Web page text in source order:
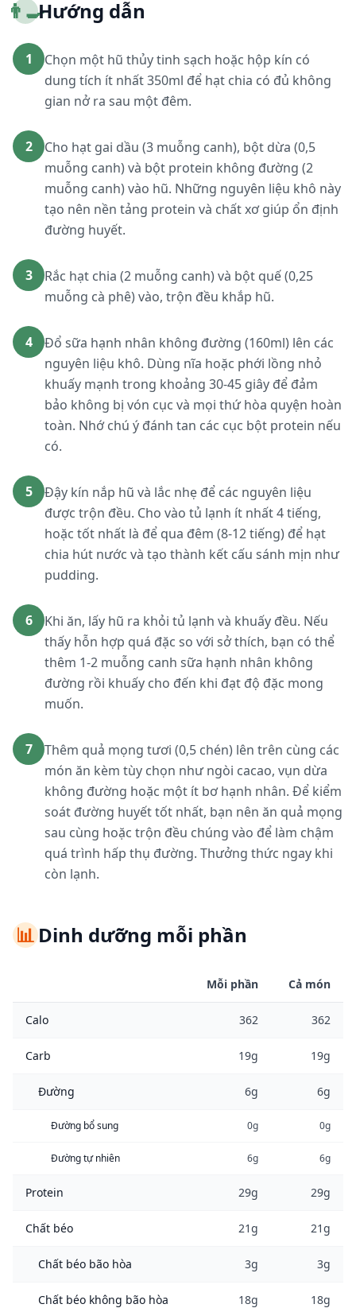
👨‍🍳Hướng dẫn
1
Chọn một hũ thủy tinh sạch hoặc hộp kín có
dung tích ít nhất 350ml để hạt chia có đủ không
gian nở ra sau một đêm.
2
Cho hạt gai dầu (3 muỗng canh), bột dừa (0,5
muỗng canh) và bột protein không đường (2
muỗng canh) vào hũ. Những nguyên liệu khô này
tạo nên nền tảng protein và chất xơ giúp ổn định
đường huyết.
3
Rắc hạt chia (2 muỗng canh) và bột quế (0,25
muỗng cà phê) vào, trộn đều khắp hũ.
4
Đổ sữa hạnh nhân không đường (160ml) lên các
nguyên liệu khô. Dùng nĩa hoặc phới lồng nhỏ
khuấy mạnh trong khoảng 30-45 giây để đảm
bảo không bị vón cục và mọi thứ hòa quyện hoàn
toàn. Nhớ chú ý đánh tan các cục bột protein nếu
có.
5
Đậy kín nắp hũ và lắc nhẹ để các nguyên liệu
được trộn đều. Cho vào tủ lạnh ít nhất 4 tiếng,
hoặc tốt nhất là để qua đêm (8-12 tiếng) để hạt
chia hút nước và tạo thành kết cấu sánh mịn như
pudding.
6
Khi ăn, lấy hũ ra khỏi tủ lạnh và khuấy đều. Nếu
thấy hỗn hợp quá đặc so với sở thích, bạn có thể
thêm 1-2 muỗng canh sữa hạnh nhân không
đường rồi khuấy cho đến khi đạt độ đặc mong
muốn.
7
Thêm quả mọng tươi (0,5 chén) lên trên cùng các
món ăn kèm tùy chọn như ngòi cacao, vụn dừa
không đường hoặc một ít bơ hạnh nhân. Để kiểm
soát đường huyết tốt nhất, bạn nên ăn quả mọng
sau cùng hoặc trộn đều chúng vào để làm chậm
quá trình hấp thụ đường. Thưởng thức ngay khi
còn lạnh.
📊Dinh dưỡng mỗi phần
Mỗi phần Cả món
Calo 362 362
Carb 19g 19g
Đường 6g 6g
Đường bổ sung 0g 0g
Đường tự nhiên 6g 6g
Protein 29g 29g
Chất béo 21g 21g
Chất béo bão hòa 3g 3g
Chất béo không bão hòa 18g 18g